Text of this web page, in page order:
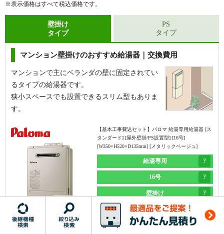
給湯器側面から配管が接続されています。
浴槽にある循環金具の数が1つだけの場合に該当し
【基本工事費込セット】リンナイ 給湯専用給湯器 [エ
定品][W458×H596×D210mm][シャイニーシルバー]
16号
エコジョーズ
RUX-E1616G(A) MC-145V(A)
メーカー希望小売価格（本体）239,800円
本体 60%OFF
給湯器本体＋標準リモコン＋基本工事費
143,818 円
商品詳細
給湯器側面から配管が接続されています。
浴槽にある循環金具の数が2つの場合に該当しま
現在と同じ
浴槽隣接タイプ
浴槽隣接タイプ
(2つ穴)から
据置タイプ(1つ穴)
に交換
※表示価格はすべて税込価格です。
壁掛け
タイプ
マンション壁掛けのおすすめ給湯器｜交換費用
マンションで主にベランダの壁に固定されてい
るタイプの給湯器です。
狭小スペースでも設置できるスリム型もありま
す。
【基本工事費込セット】
パロマ 給湯専用給湯器 [ス
タンダード] [屋外壁掛/PS設置型] [16号]
[W350×H520×D135mm] [メタリックベージュ]
給湯専用
16号
壁掛け
エコジョーズ
PH-1615AW MC-150V
PS
タイプ